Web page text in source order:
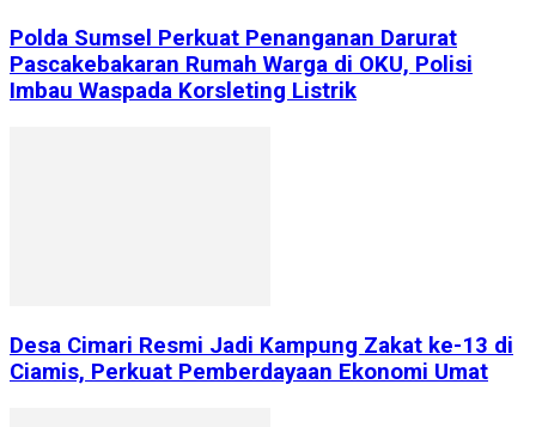
Polda Sumsel Perkuat Penanganan Darurat
Pascakebakaran Rumah Warga di OKU, Polisi
Imbau Waspada Korsleting Listrik
Desa Cimari Resmi Jadi Kampung Zakat ke-13 di
Ciamis, Perkuat Pemberdayaan Ekonomi Umat